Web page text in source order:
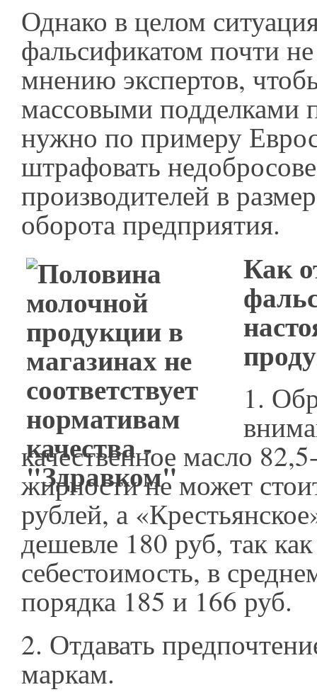
Однако в целом
фальсификатом почти
мнению экспертов,
массовыми подделками
нужно по примеру
штрафовать
производителей в
оборота предприятия.
Как
1.
качественное масло
жирности не может
рублей, а
дешевле 180 руб, так
себестоимость, в
порядка 185 и 166 руб.
2. Отдавать
маркам.